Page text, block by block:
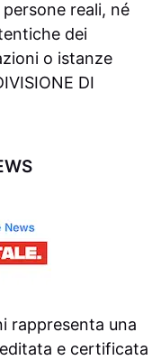
reali, né
dei
o istanze
DI
rappresenta una
e certificata